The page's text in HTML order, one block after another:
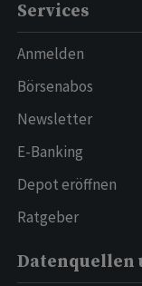
Services
Anmelden
Börsenabos
Newsletter
E-Banking
Depot eröffnen
Ratgeber
Datenquellen